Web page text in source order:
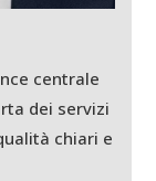
centrale
dei servizi
chiari e